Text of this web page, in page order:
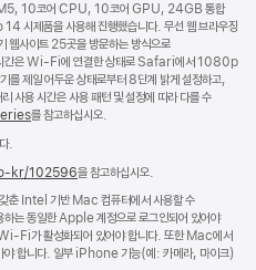
10코어 CPU, 10코어 GPU, 24GB 통합
제품을 사용해 진행했습니다. 무선 웹 브라우징
웹사이트 25곳을 방문하는 방식으로
시간은 Wi-Fi에 연결한 상태로 Safari에서 1080p
를 제일 어두운 상태로부터 8단계 밝게 설정하고,
사용 시간은 사용 패턴 및 설정에 따라 다를 수
를 참고하십시오.
.
kr/102596을 참고하십시오.
Intel 기반 Mac 컴퓨터에서 사용할 수
는 동일한 Apple 계정으로 로그인되어 있어야
Fi가 활성화되어 있어야 합니다. 또한 Mac에서
합니다. 일부 iPhone 기능(예: 카메라, 마이크)